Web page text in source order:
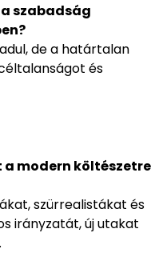
szabadság
de a határtalan
és
modern költészetre
szürrealistákat és
irányzatát, új utakat